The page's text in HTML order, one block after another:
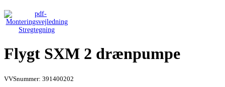
Stregtegning
Flygt SXM 2 drænpumpe
VVSnummer: 391400202